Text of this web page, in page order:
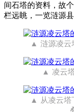
间石塔的资料，故
栏远眺，一览涟源县
涟源凌云
凌云
从凌云